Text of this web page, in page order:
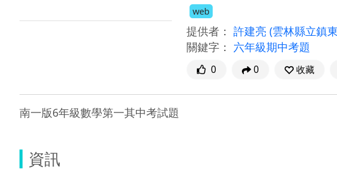
web
提供者： 許建亮 (雲林縣立鎮
關鍵字： 六年級期中考題
0 0 收藏
南一版6年級數學第一其中考試題
資訊